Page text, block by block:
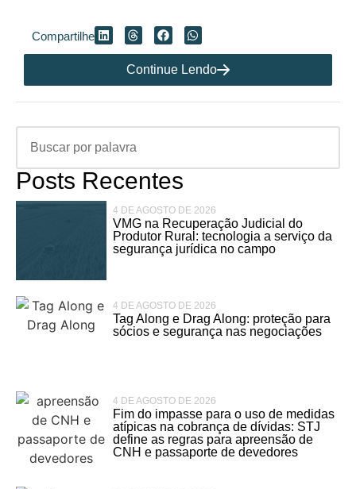
Compartilhe
Continue Lendo
Posts Recentes
4 DE AGOSTO DE 2026
VMG na Recuperação Judicial do
Produtor Rural: tecnologia a serviço da
segurança jurídica no campo
4 DE AGOSTO DE 2026
Tag Along e Drag Along: proteção para
sócios e segurança nas negociações
4 DE AGOSTO DE 2026
Fim do impasse para o uso de medidas
atípicas na cobrança de dívidas: STJ
define as regras para apreensão de
CNH e passaporte de devedores